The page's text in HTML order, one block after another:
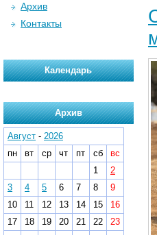
Архив
Контакты
Календарь
Архив
Август - 2026
пн
вт ср чт пт сб
вс
1
2
3
4 5 6 7 8
9
10
11 12 13 14 15
16
17
18 19 20 21 22
23